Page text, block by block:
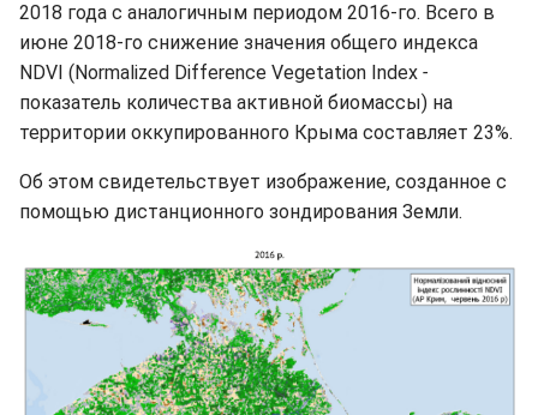
2018 года с аналогичным периодом 2016-го. Всего в
июне 2018-го снижение значения общего индекса
NDVI (Normalized Difference Vegetation Index -
показатель количества активной биомассы) на
территории оккупированного Крыма составляет 23%.
Об этом свидетельствует изображение, созданное с
помощью дистанционного зондирования Земли.